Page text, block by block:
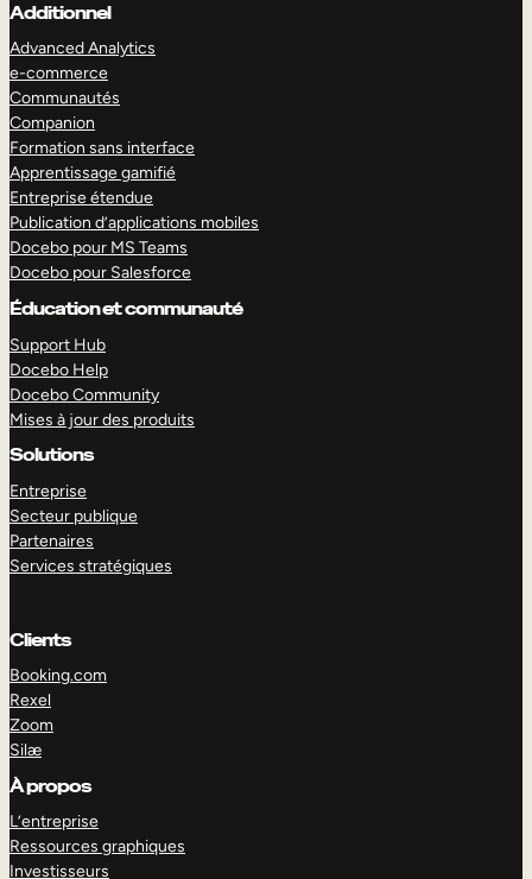
Additionnel
Advanced Analytics
e-commerce
Communautés
Companion
Formation sans interface
Apprentissage gamifié
Entreprise étendue
Publication d’applications mobiles
Docebo pour MS Teams
Docebo pour Salesforce
Éducation et communauté
Support Hub
Docebo Help
Docebo Community
Mises à jour des produits
Solutions
Entreprise
Secteur publique
Partenaires
Services stratégiques
Clients
Booking.com
Rexel
Zoom
Silæ
À propos
L’entreprise
Ressources graphiques
Investisseurs